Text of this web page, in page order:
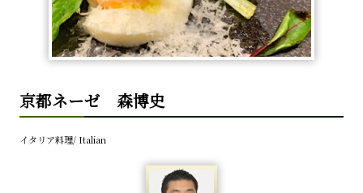
京都ネーゼ 森博史
イタリア料理/ Italian